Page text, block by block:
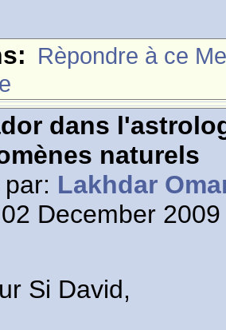
Rèpondre à ce
dans
naturels
Lakhdar
December
Si David,